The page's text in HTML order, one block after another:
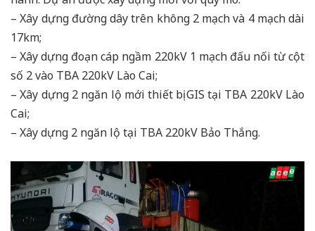
– Xây dựng đường dây trên không 2 mạch và 4 mạch dài
17km;
– Xây dựng đoạn cáp ngầm 220kV 1 mạch đấu nối từ cột
số 2 vào TBA 220kV Lào Cai;
– Xây dựng 2 ngăn lộ mới thiết bị GIS tại TBA 220kV Lào
Cai;
– Xây dựng 2 ngăn lộ tại TBA 220kV Bảo Thắng.